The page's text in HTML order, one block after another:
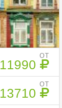
ОТ
11990
ОТ
13710